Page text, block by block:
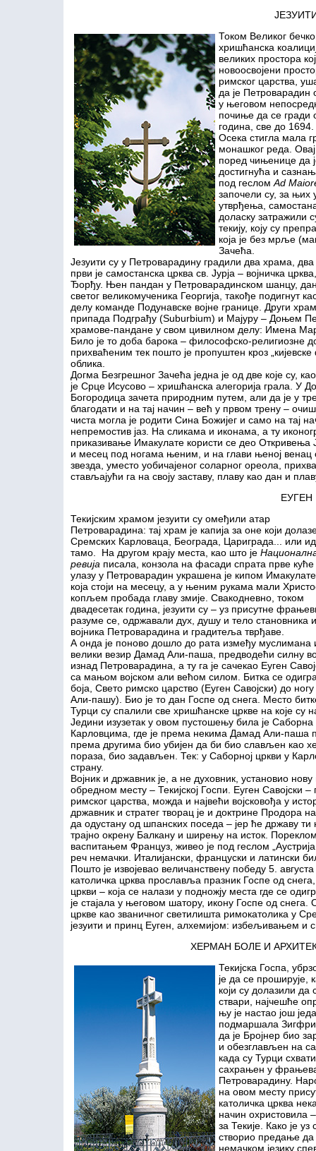
Током Великог
хришћанска
великих простора
новоосвојени
римског царства,
да је Петроварадин
у његовом
почиње да се гради
година, све до
Осека стигла мала
монашког реда.
поред чињенице да
достигнућа и
под геслом Ad
започели су, за њих
утврђења,
доласку затражили
текију, коју су
која је без мрље
Зачећа.
Језуити су у Петроварадину градили два храма,
први је самостанска црква св. Јурја – војничка
Ђорђу. Њен пандан у Петроварадинском шанцу,
светог великомученика Георгија, такође подигнут
делу команде Подунавске војне границе. Други
припада Подграђу (Suburbium) и Мајуру – Доњем
храмове-пандане у свом цивилном делу: Имена
Било је то доба барока – философско-религиозне
прихваћеним тек пошто је пропуштен кроз
облика.
Догма Безгрешног Зачећа једна је од двe које су,
је Срце Исусово – хришћанска алегорија грала. У
Богородица зачета природним путем, али да је у
благодати и на тај начин – већ у првом трену –
чиста могла је родити Сина Божијег и само на тај
непремостив јаз. На сликама и иконама, а ту
приказивање Имакулате користи се део
и месец под ногама њеним, и на глави њеној венац
звезда, уместо уобичајеног соларног ореола,
стављајући га на своју заставу, плаву као дан и
ЕУГЕН
Текијским храмом језуити су омеђили атар
Петроварадина: тај храм је капија за оне који
Сремских Карловаца, Београда, Цариграда... или
тамо. На другом крају места, као што је
ревија писала, конзола на фасади спрата прве
улазу у Петроварадин украшена је кипом
која стоји на месецу, а у њеним рукама мали
копљем пробада главу змије. Свакодневно, током
двадесетак година, језуити су – уз присутне
разуме се, одржавали дух, душу и тело становника и
војника Петроварадина и градитеља тврђаве.
А онда је поново дошло до рата између муслимана
велики везир Дамад Али-паша, предводећи силну
изнад Петроварадина, а ту га је сачекао Еуген
са мањом војском али већом силом. Битка се
боја, Свето римско царство (Еуген Савојски) до
Али-пашу). Био је то дан Госпе од снега. Место
Турци су спалили све хришћанске цркве на које
Једини изузетак у овом пустошењу била је
Карловцима, где је према некима Дамад Али-паша
према другима био убијен да би био слављен као
пораза, био задављен. Тек: у Саборној цркви у
страну.
Војник и државник је, а не духовник, установио
обредном месту – Текијској Госпи. Еуген Савојски
римског царства, можда и највећи војсковођа у
државник и стратег творац је и доктрине Продора
да одустану од шпанских поседа – јер ће државу
трајно окрену Балкану и ширењу на исток.
васпитањем Француз, живео је под геслом
реч немачки. Италијански, француски и латински
Пошто је извојевао величанствену победу 5.
католичка црква прославља празник Госпе од
цркви – која се налази у подножју места где се
је стајала у његовом шатору, икону Госпе од
цркве као званичног светилишта римокатолика у
језуити и принц Еуген, алхемијом: избељивањем и
ХЕРМАН БОЛЕ И
Текијска Госпа,
је да се проширује,
који су долазили
ствари, најчешће
њу је настао још
подмаршала
да је Бројнер био
и обезглављен на
када су Турци
сахрањен у
Петроварадину.
на овом месту
католичка црква
начин охристовила
за Текије. Како је
створио предање
немачком језику